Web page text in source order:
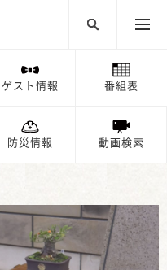
ゲスト情報 番組表
防災情報 動画検索